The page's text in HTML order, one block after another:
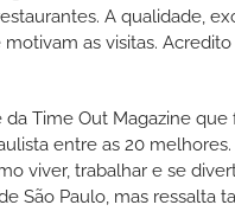
A qualidade,
as visitas.
Time Out Magazine
entre as 20
viver, trabalhar e se
São Paulo, mas ressalta